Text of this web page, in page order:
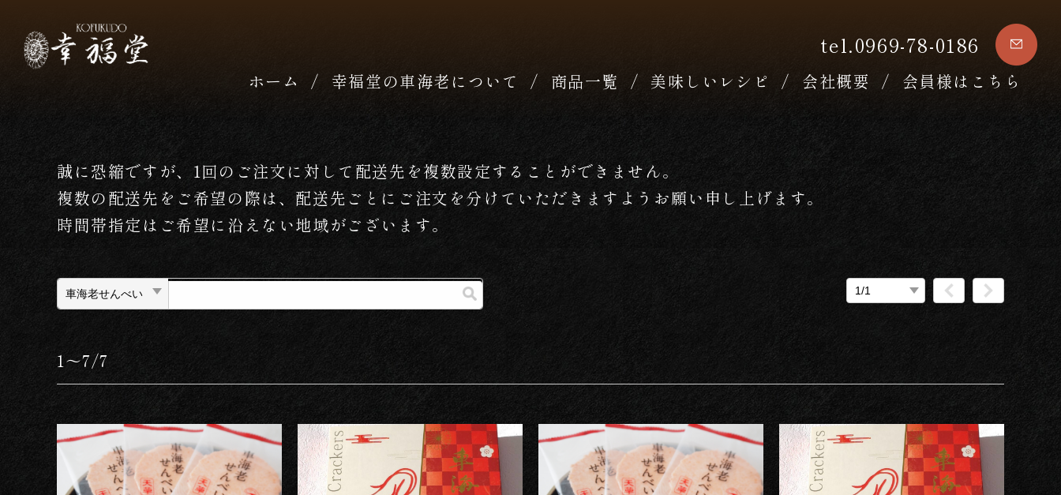
tel.0969-78-0186
ホーム 幸福堂の車海老について 商品一覧 美味しいレシピ 会社概要 会員様はこちら
誠に恐縮ですが、1回のご注文に対して配送先を複数設定することができません。
複数の配送先をご希望の際は、配送先ごとにご注文を分けていただきますようお願い申し上げます。
時間帯指定はご希望に沿えない地域がございます。
1～7/7 新着 価格が安い